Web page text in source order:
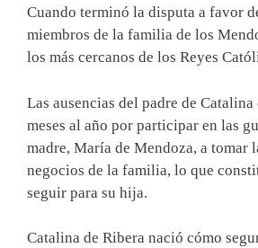
Cuando terminó la disputa a favor
miembros de la familia de los
los más cercanos de los Reyes
Las ausencias del padre de
meses al año por participar en las
madre, María de Mendoza, a tomar
negocios de la familia, lo que
seguir para su hija.
Catalina de Ribera nació cómo